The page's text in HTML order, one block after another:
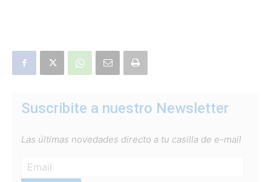
Suscribite a nuestro Newsletter
Las últimas novedades directo a tu casilla de e-mail